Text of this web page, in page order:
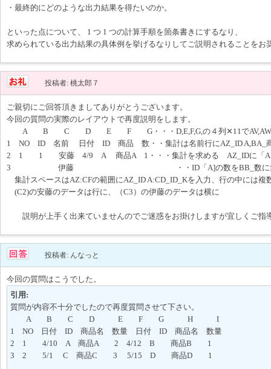
・最終的にどのような出力結果を得たいのか。
といった点について、 1 つ 1 つの計算手順を箇条書きにするなり、
求められている出力結果の具体例を挙げるなりしてご説明されることをお
投稿者: 桃太郎７
ご親切にご回答頂きましてありがとうございます。
今回の質問の実際のレイアウトで再度説明をします。
A B C D E F G・・・D,E,F,G,の４列✕11で
1 NO ID 名前 日付 ID 商品 数・・集計は名前行にAZ_ID A,BA_
2 1 1 安藤 4/9 A 商品A 1・・・集計を求める AZ_IDに「A」
3 伊藤 ・・ID「A]の数をBB_数に集計
集計スペースはAZ:CFの範囲にAZ_ID A:CD_ID_Kを入力、行の中には複
(C2)の安藤のデータは行に、（C3）の伊藤のデータは横に
説明が上手く出来ていませんのでご迷惑をお掛けしますが宜しくご指
投稿者: んなっと
今回の質問はこうでした。
引用:
質問が内容不十分でしたので再度質問させて下さい。
A B C D E F G H I
1 NO 日付 ID 商品名 数量 日付 ID 商品名 数量
2 1 4/10 A 商品A 2 4/12 B 商品B 1
3 2 5/1 C 商品C 3 5/15 D 商品D 1